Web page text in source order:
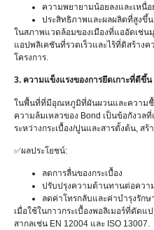
ความพยายามน้อยลงและเหนื่
ประสิทธิภาพและผลผลิตที่สูงขึ้น
ในสภาพแวดล้อมของเมืองที่แออัดเช่นมุ
แอปพลิเคชันที่รวดเร็วและไร้ที่ติสร้าง
โครงการ.
3. ความแข็งแรงของการยึดเกาะที่ดีขึ้น
ในพื้นที่ที่มีอุณหภูมิที่ผันผวนและความชื้
ความล้มเหลวของ Bond เป็นข้อกังวล
ระหว่างกระเบื้อง/ปูนและสารตั้งต้น, ส
✅ผลประโยชน์:
ลดการลื่นของกระเบื้อง
ปรับปรุงความต้านทานต่อควา
ลดค่าโทรกลับและค่าบำรุงรักษ
เมื่อใช้ในกาวกระเบื้องพอลิเมอร์ที่ดัด
สากลเช่น EN 12004 และ ISO 13007.